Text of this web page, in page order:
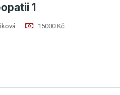
1
15000 Kč